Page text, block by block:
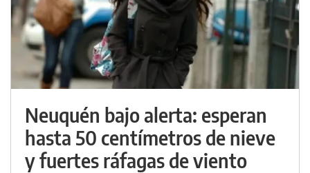
Neuquén bajo alerta: esperan
hasta 50 centímetros de nieve
y fuertes ráfagas de viento